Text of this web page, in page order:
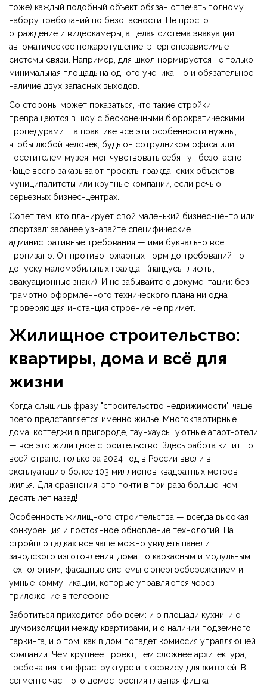
тоже) каждый подобный объект обязан отвечать полному
набору требований по безопасности. Не просто
ограждение и видеокамеры, а целая система эвакуации,
автоматическое пожаротушение, энергонезависимые
системы связи. Например, для школ нормируется не только
минимальная площадь на одного ученика, но и обязательное
наличие двух запасных выходов.
Со стороны может показаться, что такие стройки
превращаются в шоу с бесконечными бюрократическими
процедурами. На практике все эти особенности нужны,
чтобы любой человек, будь он сотрудником офиса или
посетителем музея, мог чувствовать себя тут безопасно.
Чаще всего заказывают проекты гражданских объектов
муниципалитеты или крупные компании, если речь о
серьезных бизнес-центрах.
Совет тем, кто планирует свой маленький бизнес-центр или
спортзал: заранее узнавайте специфические
административные требования — ими буквально всё
пронизано. От противопожарных норм до требований по
допуску маломобильных граждан (пандусы, лифты,
эвакуационные знаки). И не забывайте о документации: без
грамотно оформленного технического плана ни одна
проверяющая инстанция строение не примет.
Жилищное строительство:
квартиры, дома и всё для
жизни
Когда слышишь фразу "строительство недвижимости", чаще
всего представляется именно жилье. Многоквартирные
дома, коттеджи в пригороде, таунхаусы, уютные апарт-отели
— все это жилищное строительство. Здесь работа кипит по
всей стране: только за 2024 год в России ввели в
эксплуатацию более 103 миллионов квадратных метров
жилья. Для сравнения: это почти в три раза больше, чем
десять лет назад!
Особенность жилищного строительства — всегда высокая
конкуренция и постоянное обновление технологий. На
стройплощадках всё чаще можно увидеть панели
заводского изготовления, дома по каркасным и модульным
технологиям, фасадные системы с энергосбережением и
умные коммуникации, которые управляются через
приложение в телефоне.
Заботиться приходится обо всем: и о площади кухни, и о
шумоизоляции между квартирами, и о наличии подземного
паркинга, и о том, как в дом попадет комиссия управляющей
компании. Чем крупнее проект, тем сложнее архитектура,
требования к инфраструктуре и к сервису для жителей. В
сегменте частного домостроения главная фишка —